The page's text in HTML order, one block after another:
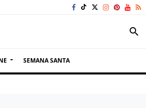
search
SEMANA SANTA